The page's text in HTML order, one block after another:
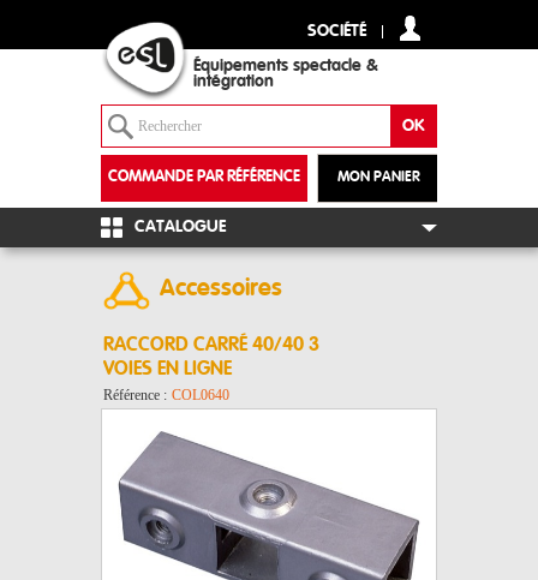
SOCIÉTÉ
Équipements spectacle &
intégration
MON PANIER
COMMANDE PAR RÉFÉRENCE
+
CATALOGUE
Accessoires
RACCORD CARRÉ 40/40 3
VOIES EN LIGNE
Référence : COL0640